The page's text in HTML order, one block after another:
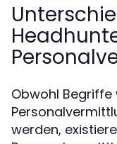
Obwohl
werden,